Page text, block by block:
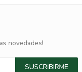
novedades!
SUSCRIBIRME